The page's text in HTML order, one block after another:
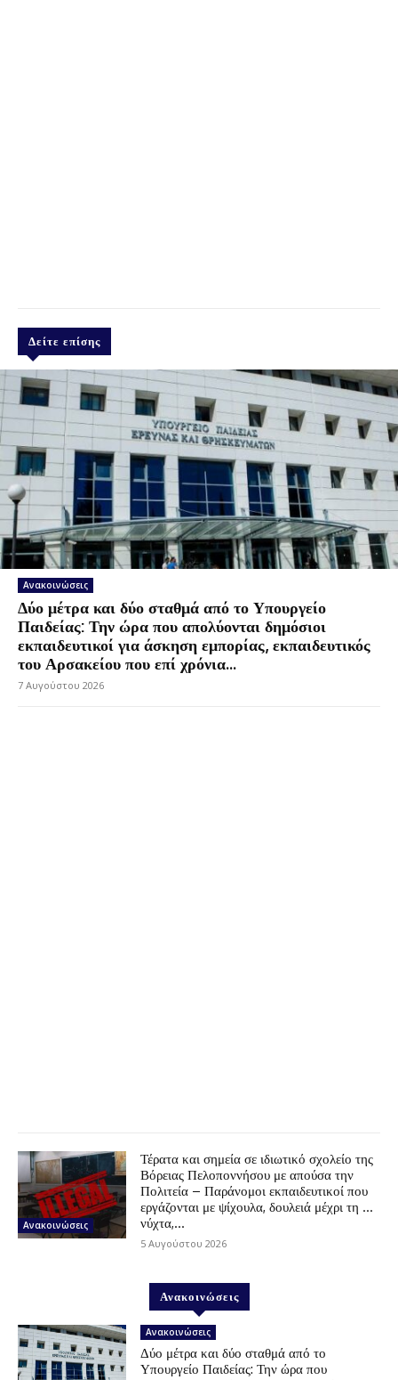
Δείτε επίσης
Ανακοινώσεις
Δύο μέτρα και δύο σταθμά από το Υπουργείο
Παιδείας: Την ώρα που απολύονται δημόσιοι
εκπαιδευτικοί για άσκηση εμπορίας, εκπαιδευτικός
του Αρσακείου που επί χρόνια...
7 Αυγούστου 2026
Ανακοινώσεις
Τέρατα και σημεία σε ιδιωτικό σχολείο της
Βόρειας Πελοποννήσου με απούσα την
Πολιτεία – Παράνομοι εκπαιδευτικοί που
εργάζονται με ψίχουλα, δουλειά μέχρι τη …
νύχτα,...
5 Αυγούστου 2026
Ανακοινώσεις
Ανακοινώσεις
Δύο μέτρα και δύο σταθμά από το
Υπουργείο Παιδείας: Την ώρα που